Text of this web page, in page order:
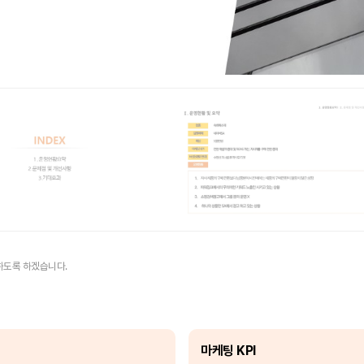
록 하겠습니다.
마케팅 KPI